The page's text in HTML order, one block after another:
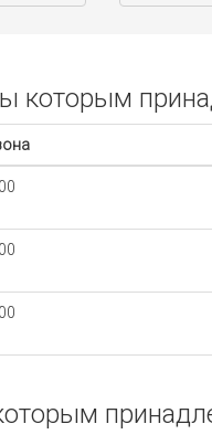
которым